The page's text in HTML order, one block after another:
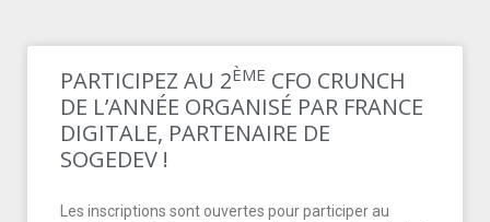
PARTICIPEZ AU 2ÈME CFO CRUNCH
DE L’ANNÉE ORGANISÉ PAR FRANCE
DIGITALE, PARTENAIRE DE
SOGEDEV !
Les inscriptions sont ouvertes pour participer au